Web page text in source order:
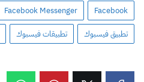
Facebook
Facebook Messenger
تطبيق فيسبوك تطبيقات فيسبوك